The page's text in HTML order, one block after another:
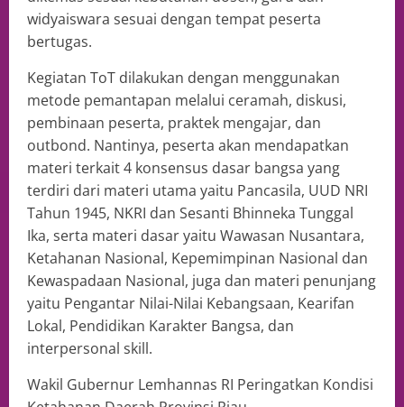
widyaiswara sesuai dengan tempat peserta
bertugas.
Kegiatan ToT dilakukan dengan menggunakan
metode pemantapan melalui ceramah, diskusi,
pembinaan peserta, praktek mengajar, dan
outbond. Nantinya, peserta akan mendapatkan
materi terkait 4 konsensus dasar bangsa yang
terdiri dari materi utama yaitu Pancasila, UUD NRI
Tahun 1945, NKRI dan Sesanti Bhinneka Tunggal
Ika, serta materi dasar yaitu Wawasan Nusantara,
Ketahanan Nasional, Kepemimpinan Nasional dan
Kewaspadaan Nasional, juga dan materi penunjang
yaitu Pengantar Nilai-Nilai Kebangsaan, Kearifan
Lokal, Pendidikan Karakter Bangsa, dan
interpersonal skill.
Wakil Gubernur Lemhannas RI Peringatkan Kondisi